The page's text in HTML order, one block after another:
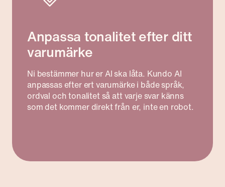
Anpassa tonalitet efter ditt
varumärke
Ni bestämmer hur er AI ska låta. Kundo AI
anpassas efter ert varumärke i både språk,
ordval och tonalitet så att varje svar känns
som det kommer direkt från er, inte en robot.